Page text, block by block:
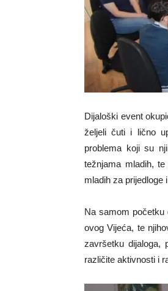
Dijaloški event
željeli čuti i lično
problema koji su
težnjama mladih,
mladih za prijedloge
Na samom početku
ovog Vijeća, te
završetku dijaloga,
različite aktivnosti i